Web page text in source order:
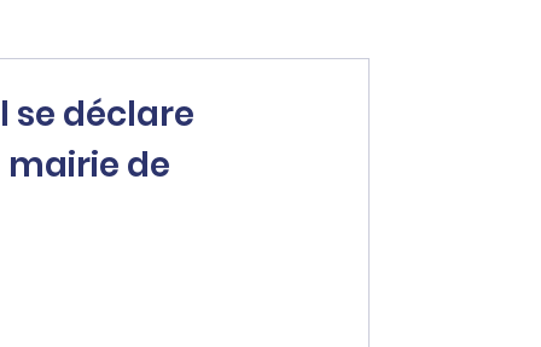
se déclare
de